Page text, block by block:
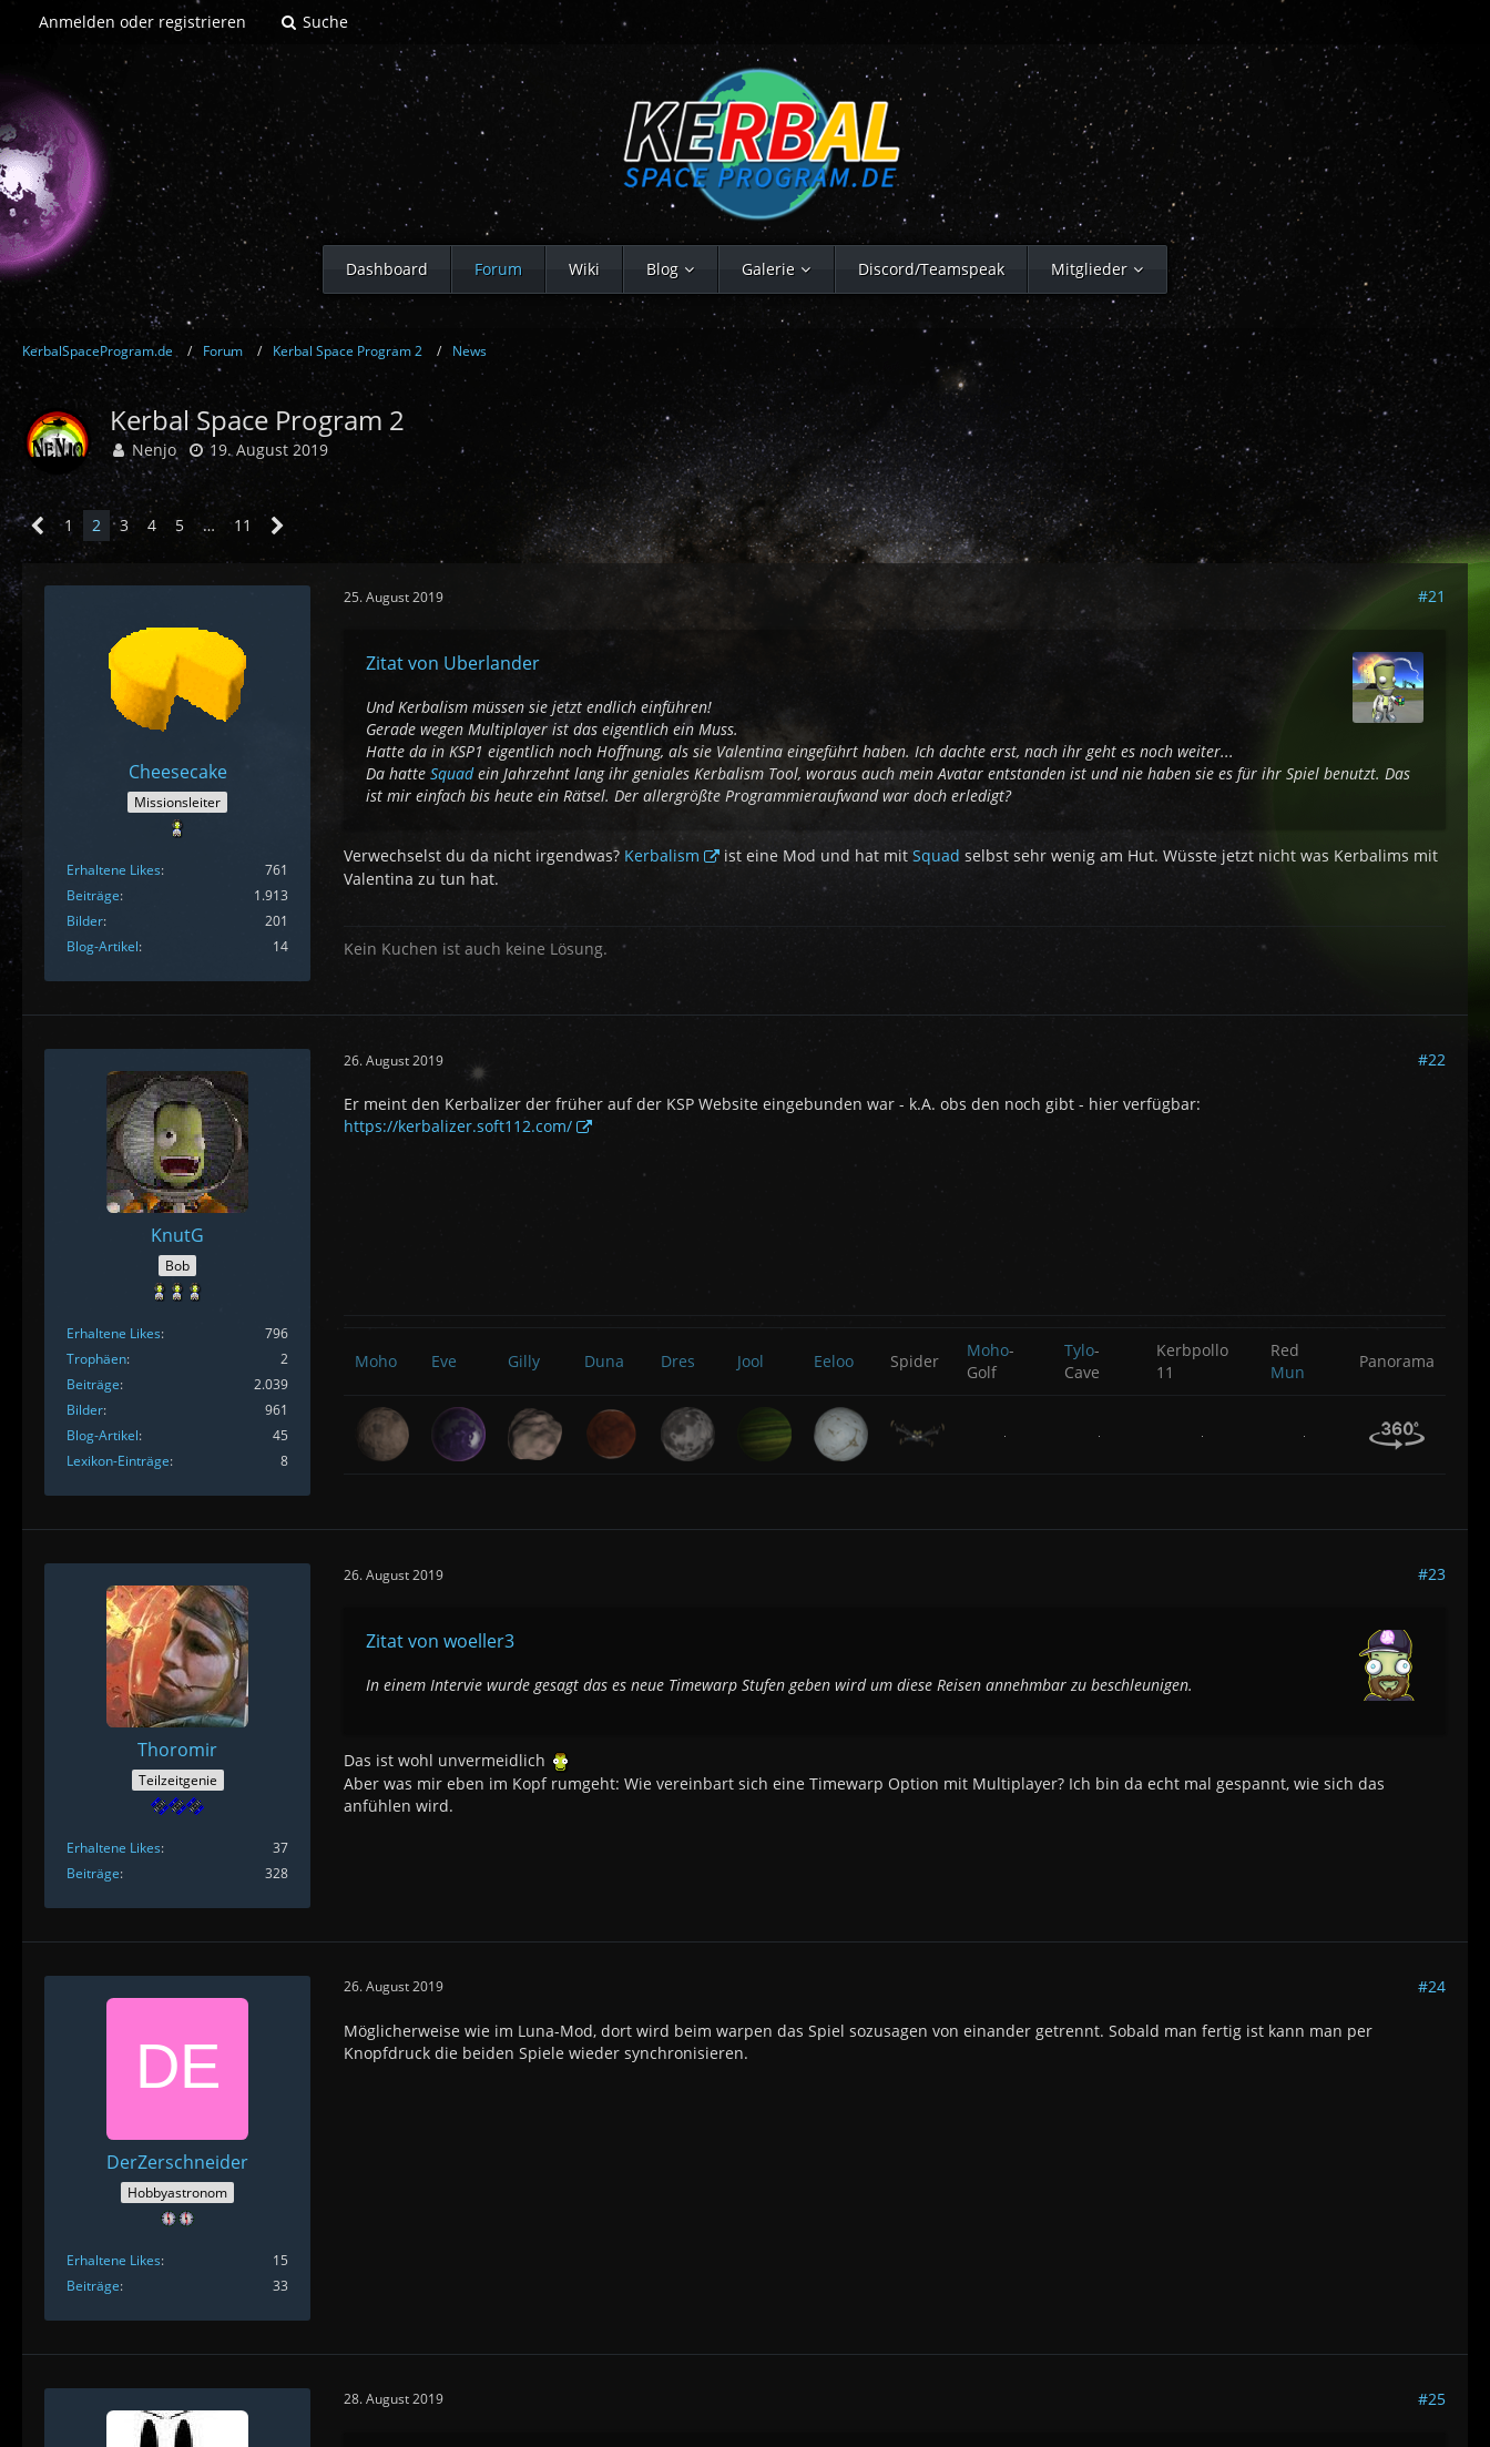
Anmelden oder registrieren Suche
Dashboard Forum Wiki Blog Galerie Discord/Teamspeak Mitglieder
KerbalSpaceProgram.de Forum Kerbal Space Program 2 News
Kerbal Space Program 2
Nenjo 19. August 2019
1 2 3 4 5 … 11
Cheesecake
Missionsleiter
Erhaltene Likes
761
Beiträge
1.913
Bilder
201
Blog-Artikel
14
25. August 2019 #21
Zitat von Uberlander
Und Kerbalism müssen sie jetzt endlich einführen!
Gerade wegen Multiplayer ist das eigentlich ein Muss.
Hatte da in KSP1 eigentlich noch Hoffnung, als sie Valentina eingeführt haben. Ich dachte erst, nach ihr geht es noch weiter...
Da hatte Squadein Jahrzehnt lang ihr geniales Kerbalism Tool, woraus auch mein Avatar entstanden ist und nie haben sie es für ihr Spiel benutzt. Das
ist mir einfach bis heute ein Rätsel. Der allergrößte Programmieraufwand war doch erledigt?
Verwechselst du da nicht irgendwas? Kerbalism ist eine Mod und hat mit Squad selbst sehr wenig am Hut. Wüsste jetzt nicht was Kerbalims mit
Valentina zu tun hat.
Kein Kuchen ist auch keine Lösung.
KnutG
Bob
Erhaltene Likes
796
Trophäen
2
Beiträge
2.039
Bilder
961
Blog-Artikel
45
Lexikon-Einträge
8
26. August 2019 #22
Er meint den Kerbalizer der früher auf der KSP Website eingebunden war - k.A. obs den noch gibt - hier verfügbar:
https://kerbalizer.soft112.com/
Moho Eve Gilly Duna Dres Jool Eeloo Spider
Moho-
Golf
Tylo-
Cave
Kerbpollo
11
Red
Mun
Panorama
Thoromir
Teilzeitgenie
Erhaltene Likes
37
Beiträge
328
26. August 2019 #23
Zitat von woeller3
In einem Intervie wurde gesagt das es neue Timewarp Stufen geben wird um diese Reisen annehmbar zu beschleunigen.
Das ist wohl unvermeidlich
Aber was mir eben im Kopf rumgeht: Wie vereinbart sich eine Timewarp Option mit Multiplayer? Ich bin da echt mal gespannt, wie sich das
anfühlen wird.
DerZerschneider
Hobbyastronom
Erhaltene Likes
15
Beiträge
33
26. August 2019 #24
Möglicherweise wie im Luna-Mod, dort wird beim warpen das Spiel sozusagen von einander getrennt. Sobald man fertig ist kann man per
Knopfdruck die beiden Spiele wieder synchronisieren.
28. August 2019 #25